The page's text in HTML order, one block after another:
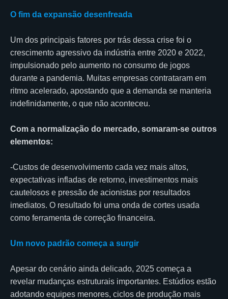
O fim da expansão desenfreada
Um dos principais fatores por trás dessa crise foi o
crescimento agressivo da indústria entre 2020 e 2022,
impulsionado pelo aumento no consumo de jogos
durante a pandemia. Muitas empresas contrataram em
ritmo acelerado, apostando que a demanda se manteria
indefinidamente, o que não aconteceu.
Com a normalização do mercado, somaram-se outros
elementos:
-Custos de desenvolvimento cada vez mais altos,
expectativas infladas de retorno, investimentos mais
cautelosos e pressão de acionistas por resultados
imediatos. O resultado foi uma onda de cortes usada
como ferramenta de correção financeira.
Um novo padrão começa a surgir
Apesar do cenário ainda delicado, 2025 começa a
revelar mudanças estruturais importantes. Estúdios estão
adotando equipes menores, ciclos de produção mais